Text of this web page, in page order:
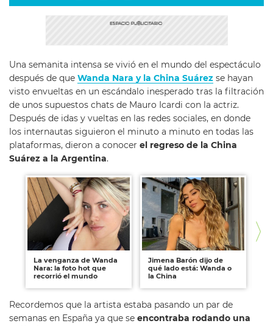
Una semanita intensa se vivió en el mundo del espectáculo
después de que Wanda Nara y la China Suárez se hayan
visto envueltas en un escándalo inesperado tras la filtración
de unos supuestos chats de Mauro Icardi con la actriz.
Después de idas y vueltas en las redes sociales, en donde
los internautas siguieron el minuto a minuto en todas las
plataformas, dieron a conocer el regreso de la China
Suárez a la Argentina.
La venganza de Wanda
Nara: la foto hot que
recorrió el mundo
Jimena Barón dijo de
qué lado está: Wanda o
la China
Recordemos que la artista estaba pasando un par de
semanas en España ya que se encontraba rodando una